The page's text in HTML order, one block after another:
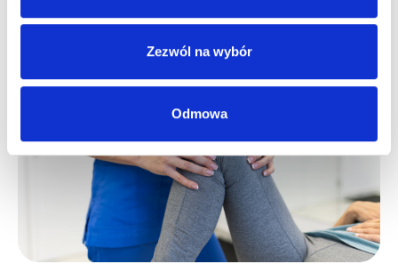
Zezwól na wybór
Odmowa